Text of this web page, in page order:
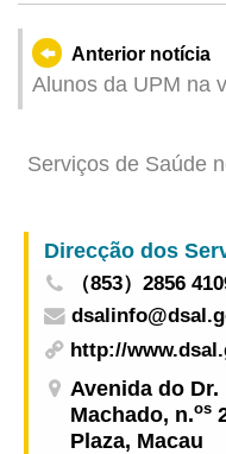
Anterior notícia
Alunos da UPM na
Serviços de Saúde
（853）2856
http://
Avenida do
Machado, n.os
Plaza, Macau